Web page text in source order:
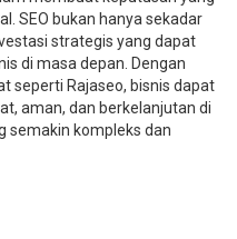
SEO bukan hanya sekadar
strategis yang dapat
di masa depan. Dengan
seperti Rajaseo, bisnis dapat
aman, dan berkelanjutan di
semakin kompleks dan